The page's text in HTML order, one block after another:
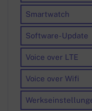
Smartwatch
Software-Update
Voice over LTE
Voice over Wifi